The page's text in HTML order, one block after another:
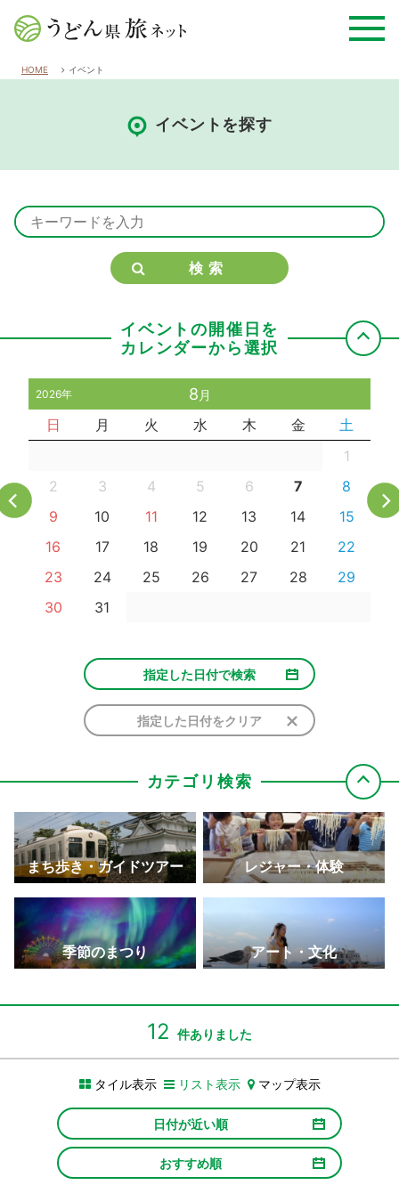
HOME イベント
イベントを探す
検索
イベントの開催日を
カレンダーから選択
2026年 8 月
日 月 火 水 木 金
土
1
2
3 4 5 6 7
8
9
10 11 12 13 14
15
16
17 18 19 20 21
22
23
24 25 26 27 28
29
30
31
指定した日付で検索
指定した日付をクリア
カテゴリ検索
まち歩き・ガイドツアー レジャー・体験
季節のまつり アート・文化
12 件ありました
タイル表示 リスト表示 マップ表示
日付が近い順
おすすめ順